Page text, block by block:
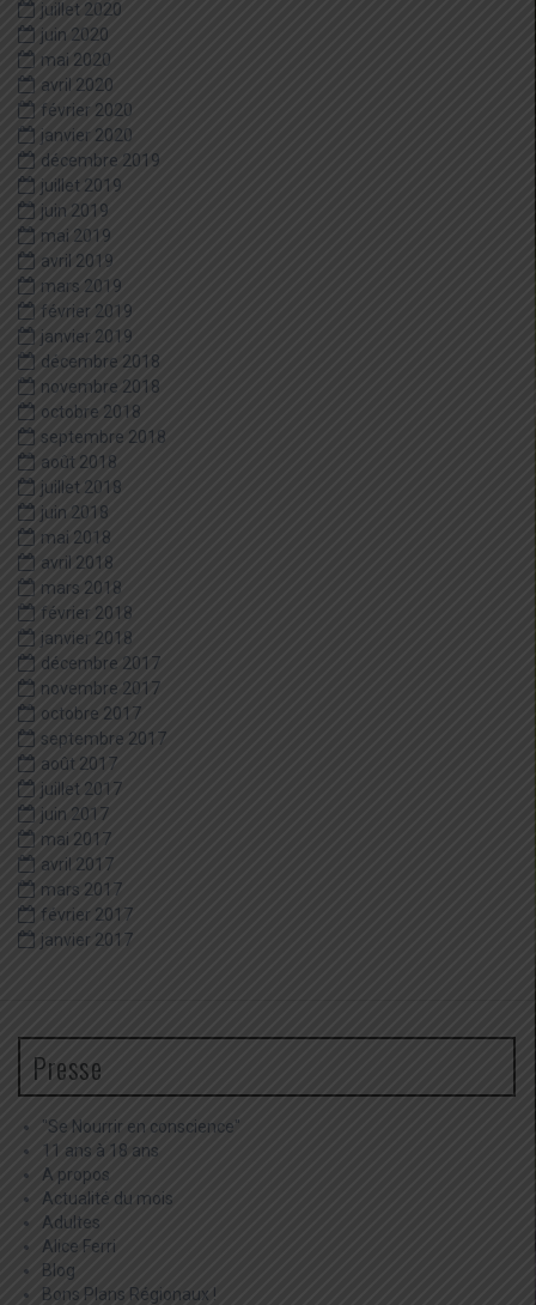
juillet 2020
juin 2020
mai 2020
avril 2020
février 2020
janvier 2020
décembre 2019
juillet 2019
juin 2019
mai 2019
avril 2019
mars 2019
février 2019
janvier 2019
décembre 2018
novembre 2018
octobre 2018
septembre 2018
août 2018
juillet 2018
juin 2018
mai 2018
avril 2018
mars 2018
février 2018
janvier 2018
décembre 2017
novembre 2017
octobre 2017
septembre 2017
août 2017
juillet 2017
juin 2017
mai 2017
avril 2017
mars 2017
février 2017
janvier 2017
Presse
"Se Nourrir en conscience"
11 ans à 18 ans
A propos
Actualité du mois
Adultes
Alice Ferri
Blog
Bons Plans Régionaux !